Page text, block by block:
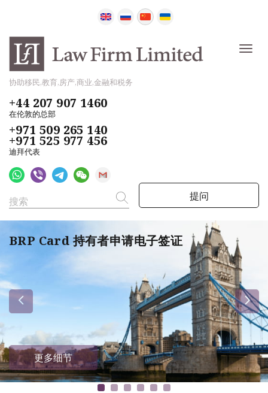
协助移民,教育,房产,商业,金融和税务
+44 207 907 1460
在伦敦的总部
+971 509 265 140
+971 525 977 456
迪拜代表
提问
BRP Card 持有者申请电子签证
更多细节